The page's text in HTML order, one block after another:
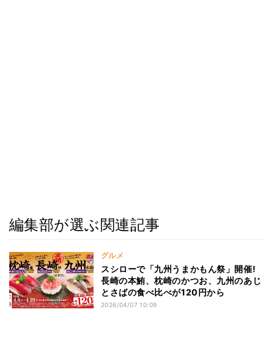
編集部が選ぶ関連記事
グルメ
スシローで「九州うまかもん祭」開催!
長崎の本鮪、枕崎のかつお、九州のあじ
とさばの食べ比べが120円から
2026/04/07 10:09